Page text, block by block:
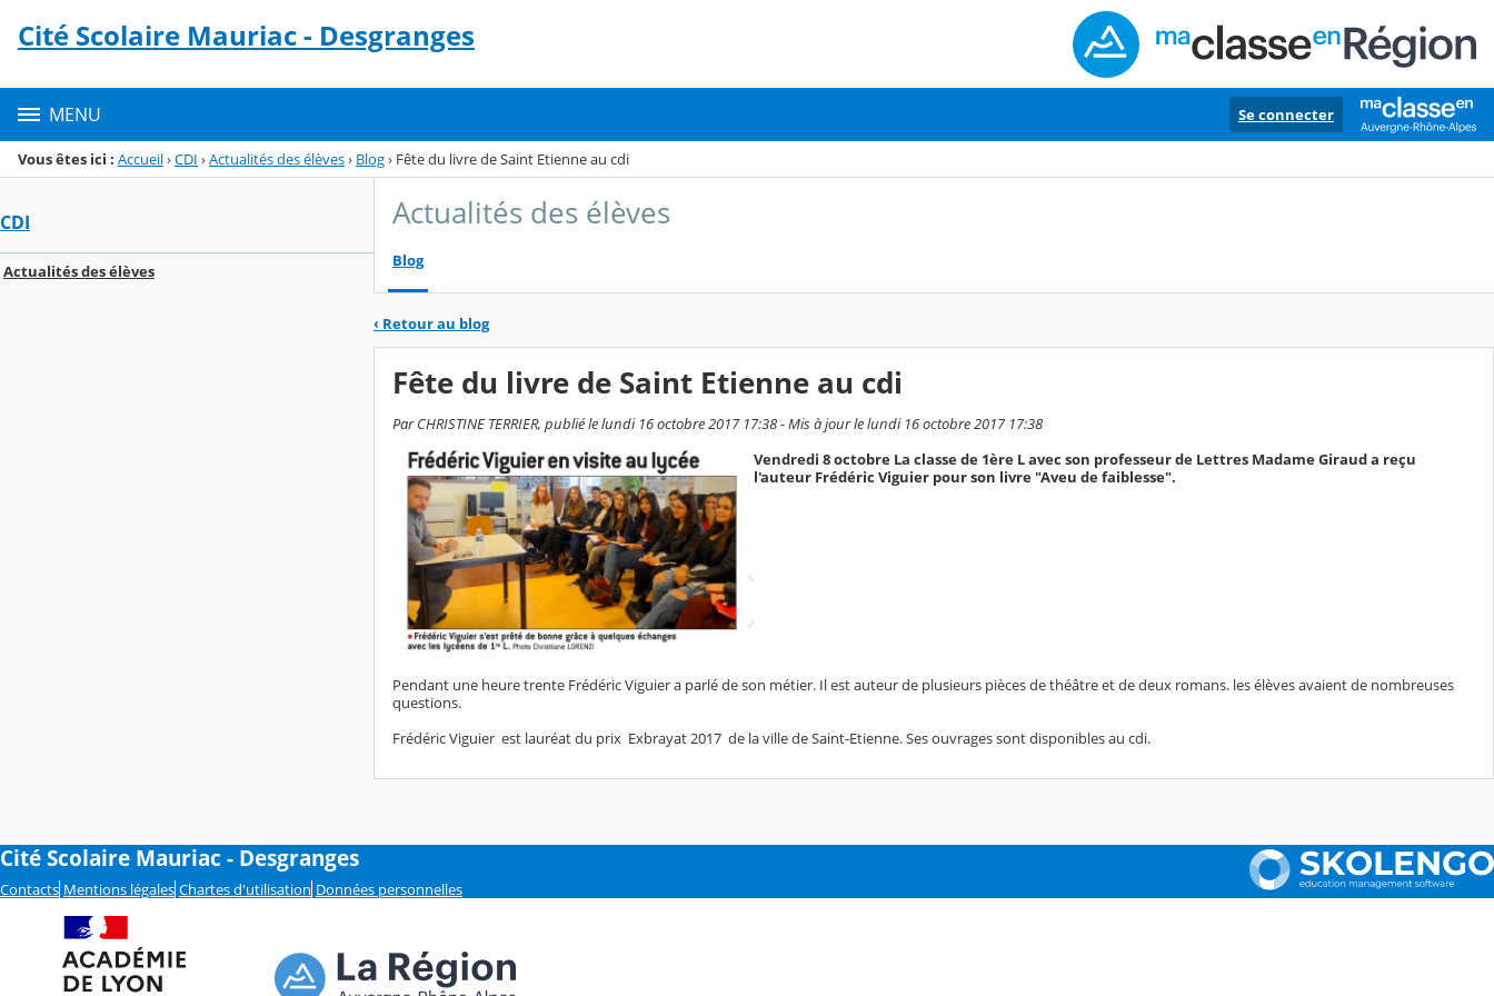
Menu de la rubrique
Contenu
Cité Scolaire Mauriac - Desgranges
MENU Se connecter
Vous êtes ici : Accueil›CDI ›Actualités des élèves› Blog› Fête du livre de Saint Etienne au cdi
CDI
Actualités des élèves
Actualités des élèves
Blog
‹ Retour au blog
Fête du livre de Saint Etienne au cdi
Par CHRISTINE TERRIER, publié le lundi 16 octobre 2017 17:38 - Mis à jour le lundi 16 octobre 2017 17:38
Vendredi 8 octobre La classe de 1ère L avec son professeur de Lettres Madame Giraud a reçu
l'auteur Frédéric Viguier pour son livre "Aveu de faiblesse".
Pendant une heure trente Frédéric Viguier a parlé de son métier. Il est auteur de plusieurs pièces de théâtre et de deux romans. les élèves avaient de nombreuses
questions.
Frédéric Viguier est lauréat du prix Exbrayat 2017 de la ville de Saint-Etienne. Ses ouvrages sont disponibles au cdi.
Cité Scolaire Mauriac - Desgranges
Contacts Mentions légales Chartes d'utilisation Données personnelles